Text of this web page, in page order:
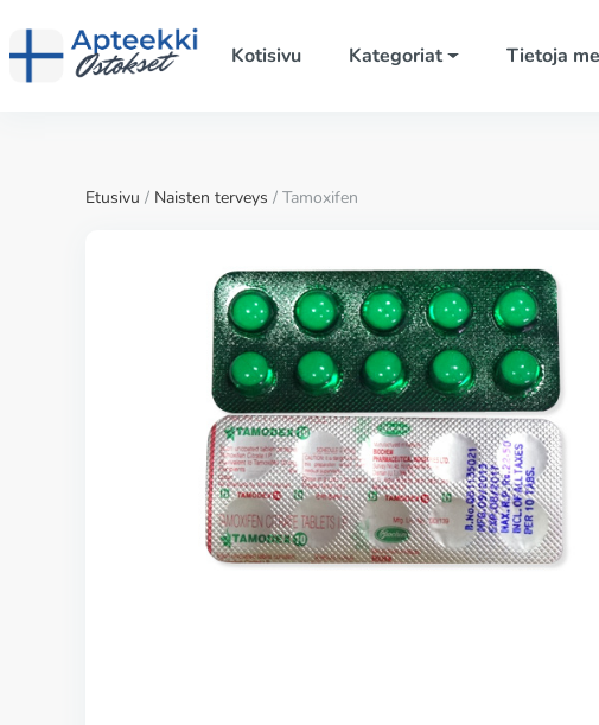
Kotisivu Kategoriat Tietoja
Etusivu / Naisten terveys / Tamoxifen